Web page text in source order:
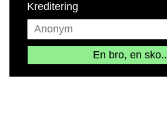
Kreditering